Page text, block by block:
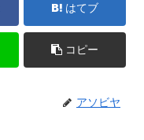
はてブ
コピー
アソビヤ